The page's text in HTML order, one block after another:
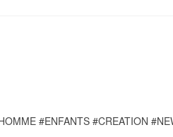
#ENFANTS #CREATION